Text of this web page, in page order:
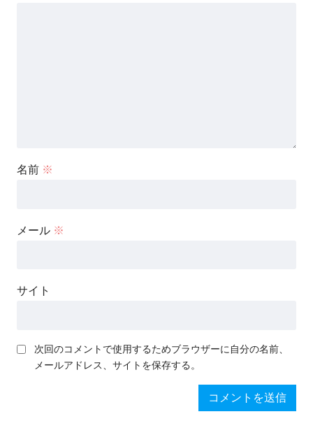
名前 ※
メール ※
サイト
次回のコメントで使用するためブラウザーに自分の名前、
メールアドレス、サイトを保存する。